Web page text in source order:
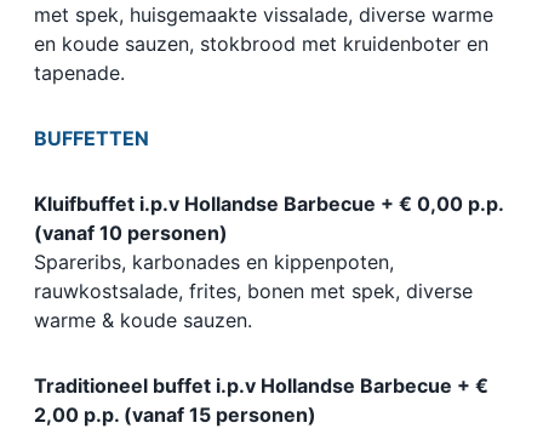
met spek, huisgemaakte vissalade, diverse warme
en koude sauzen, stokbrood met kruidenboter en
tapenade.
BUFFETTEN
Kluifbuffet i.p.v Hollandse Barbecue + € 0,00 p.p.
(vanaf 10 personen)
Spareribs, karbonades en kippenpoten,
rauwkostsalade, frites, bonen met spek, diverse
warme & koude sauzen.
Traditioneel buffet i.p.v Hollandse Barbecue + €
2,00 p.p. (vanaf 15 personen)